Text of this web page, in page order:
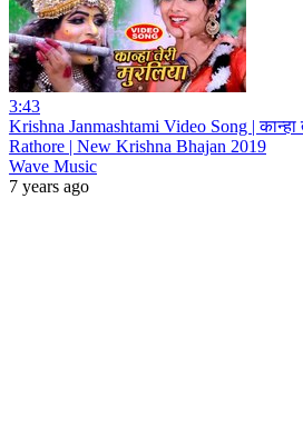
3:43
Krishna Janmashtami Video Song | कान्हा
Rathore | New Krishna Bhajan 2019
Wave Music
7 years ago